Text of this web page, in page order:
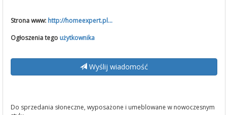
Strona www: http://homeexpert.pl...
Ogłoszenia tego użytkownika
Wyślij wiadomość
Do sprzedania słoneczne, wyposażone i umeblowane w nowoczesnym